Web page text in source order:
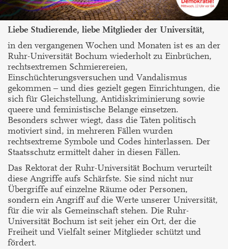
Liebe Studierende, liebe Mitglieder der Universität,
in den vergangenen Wochen und Monaten ist es an der
Ruhr-Universität Bochum wiederholt zu Einbrüchen,
rechtsextremen Schmierereien,
Einschüchterungsversuchen und Vandalismus
gekommen – und dies gezielt gegen Einrichtungen, die
sich für Gleichstellung, Antidiskriminierung sowie
queere und feministische Belange einsetzen.
Besonders schwer wiegt, dass die Taten politisch
motiviert sind, in mehreren Fällen wurden
rechtsextreme Symbole und Codes hinterlassen. Der
Staatsschutz ermittelt daher in diesen Fällen.
Das Rektorat der Ruhr-Universität Bochum verurteilt
diese Angriffe aufs Schärfste. Sie sind nicht nur
Übergriffe auf einzelne Räume oder Personen,
sondern ein Angriff auf die Werte unserer Universität,
für die wir als Gemeinschaft stehen. Die Ruhr-
Universität Bochum ist seit jeher ein Ort, der die
Freiheit und Vielfalt seiner Mitglieder schützt und
fördert.